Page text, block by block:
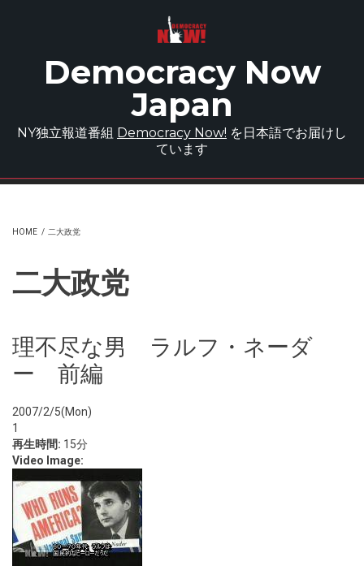
Democracy Now
Japan
NY独立報道番組 Democracy Now! を日本語でお届けし
ています
HOME / 二大政党
二大政党
理不尽な男 ラルフ・ネーダ
ー 前編
2007/2/5(Mon)
1
再生時間: 15分
Video Image: